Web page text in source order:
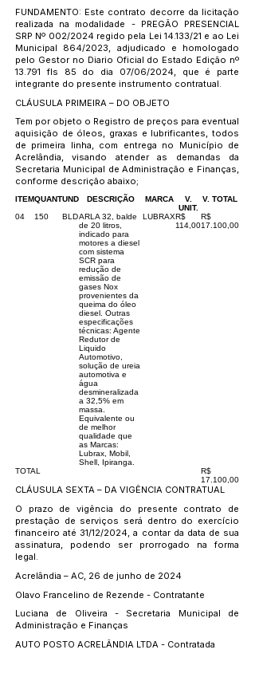
FUNDAMENTO: Este contrato decorre da licitação
realizada na modalidade - PREGÃO PRESENCIAL
SRP Nº 002/2024 regido pela Lei 14.133/21 e ao Lei
Municipal 864/2023, adjudicado e homologado
pelo Gestor no Diario Oficial do Estado Edição nº
13.791 fls 85 do dia 07/06/2024, que é parte
integrante do presente instrumento contratual.
CLÁUSULA PRIMEIRA – DO OBJETO
Tem por objeto o Registro de preços para eventual
aquisição de óleos, graxas e lubrificantes, todos
de primeira linha, com entrega no Município de
Acrelândia, visando atender as demandas da
Secretaria Municipal de Administração e Finanças,
conforme descrição abaixo;
ITEMQUANTUND DESCRIÇÃO MARCA
V.
UNIT.
V. TOTAL
04
150 BLDARLA 32, balde
de 20 litros,
indicado para
motores a diesel
com sistema
SCR para
redução de
emissão de
gases Nox
provenientes da
queima do óleo
diesel. Outras
especificações
técnicas: Agente
Redutor de
Liquido
Automotivo,
solução de ureia
automotiva e
água
desmineralizada
a 32,5% em
massa.
Equivalente ou
de melhor
qualidade que
as Marcas:
Lubrax, Mobil,
Shell, Ipiranga.
LUBRAXR$
114,00
R$
17.100,00
TOTAL
R$
17.100,00
CLÁUSULA SEXTA – DA VIGÊNCIA CONTRATUAL
O prazo de vigência do presente contrato de
prestação de serviços será dentro do exercício
financeiro até 31/12/2024, a contar da data de sua
assinatura, podendo ser prorrogado na forma
legal.
Acrelândia – AC, 26 de junho de 2024
Olavo Francelino de Rezende - Contratante
Luciana de Oliveira - Secretaria Municipal de
Administração e Finanças
AUTO POSTO ACRELÂNDIA LTDA - Contratada